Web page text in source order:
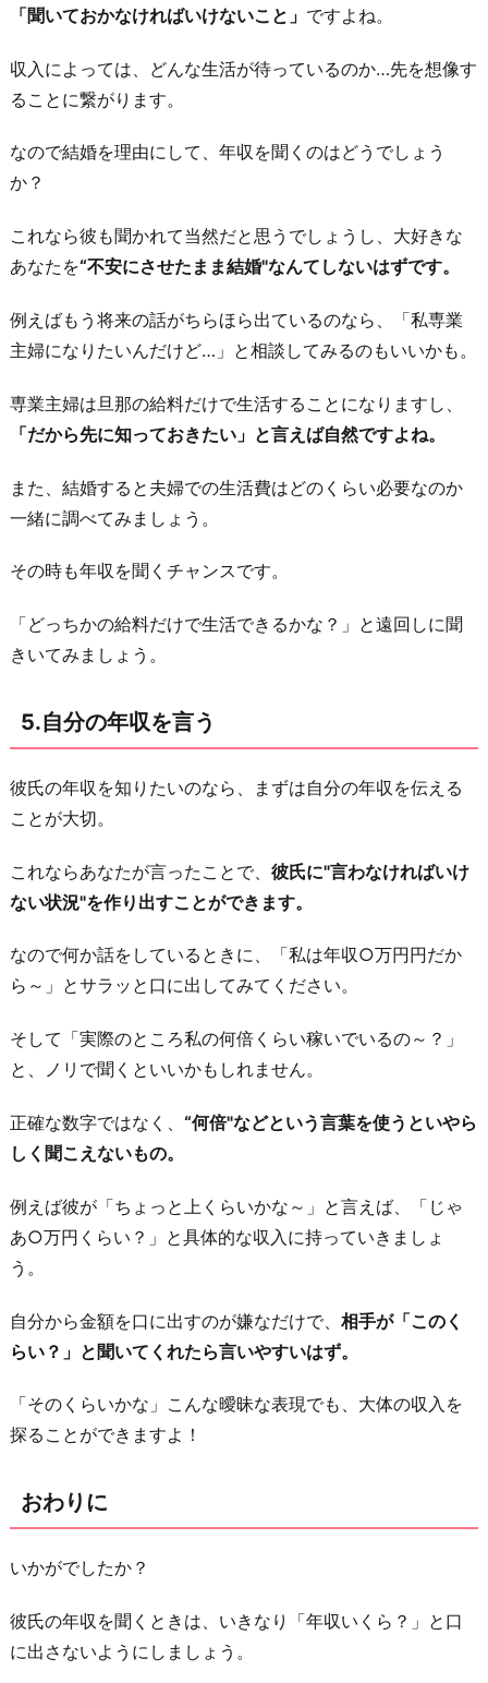
「聞いておかなければいけないこと」 ですよね。
収入によっては、どんな生活が待っているのか…先を想像す
ることに繋がります。
なので結婚を理由にして、年収を聞くのはどうでしょう
か？
これなら彼も聞かれて当然だと思うでしょうし、大好きな
あなたを“不安にさせたまま結婚"なんてしないはずです。
例えばもう将来の話がちらほら出ているのなら、「私専業
主婦になりたいんだけど…」と相談してみるのもいいかも。
専業主婦は旦那の給料だけで生活することになりますし、
「だから先に知っておきたい」と言えば自然ですよね。
また、結婚すると夫婦での生活費はどのくらい必要なのか
一緒に調べてみましょう。
その時も年収を聞くチャンスです。
「どっちかの給料だけで生活できるかな？」と遠回しに聞
きいてみましょう。
5.自分の年収を言う
彼氏の年収を知りたいのなら、まずは自分の年収を伝える
ことが大切。
これならあなたが言ったことで、 彼氏に"言わなければいけ
ない状況"を作り出すことができます。
なので何か話をしているときに、「私は年収○万円円だか
ら～」とサラッと口に出してみてください。
そして「実際のところ私の何倍くらい稼いでいるの～？」
と、ノリで聞くといいかもしれません。
正確な数字ではなく、 “何倍"などという言葉を使うといやら
しく聞こえないもの。
例えば彼が「ちょっと上くらいかな～」と言えば、「じゃ
あ○万円くらい？」と具体的な収入に持っていきましょ
う。
自分から金額を口に出すのが嫌なだけで、 相手が「このく
らい？」と聞いてくれたら言いやすいはず。
「そのくらいかな」こんな曖昧な表現でも、大体の収入を
探ることができますよ！
おわりに
いかがでしたか？
彼氏の年収を聞くときは、いきなり「年収いくら？」と口
に出さないようにしましょう。